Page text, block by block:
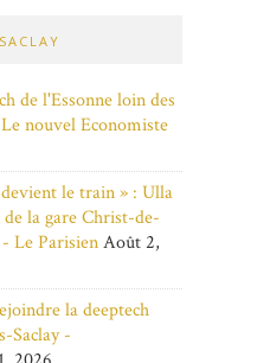
de l'Essonne loin des
nouvel Economiste
le train » : Ulla
la gare Christ-de-
Le ParisienAoût 2,
la deeptech
Saclay -